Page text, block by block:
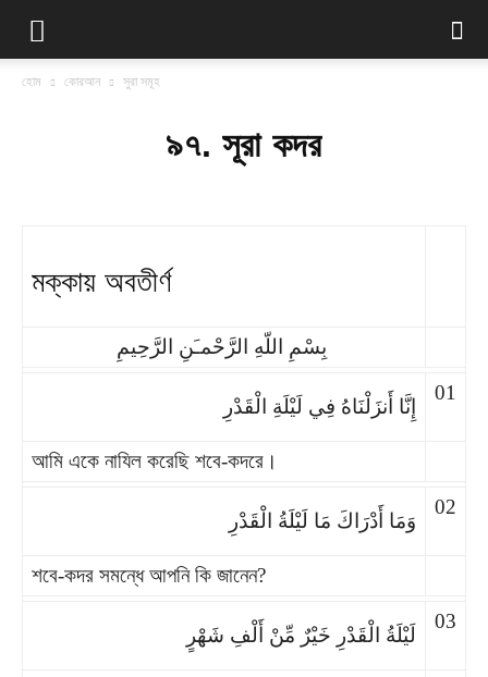
হোম কোরআন সুরা সমূহ
৯৭. সূরা কদর
মক্কায় অবতীর্ণ
إِنَّا أَنزَلْنَاهُ فِي لَيْلَةِ الْقَدْرِ
01
আমি একে নাযিল করেছি শবে-কদরে।
وَمَا أَدْرَاكَ مَا لَيْلَةُ الْقَدْرِ
02
শবে-কদর সমন্ধে আপনি কি জানেন?
لَيْلَةُ الْقَدْرِ خَيْرٌ مِّنْ أَلْفِ شَهْرٍ
03